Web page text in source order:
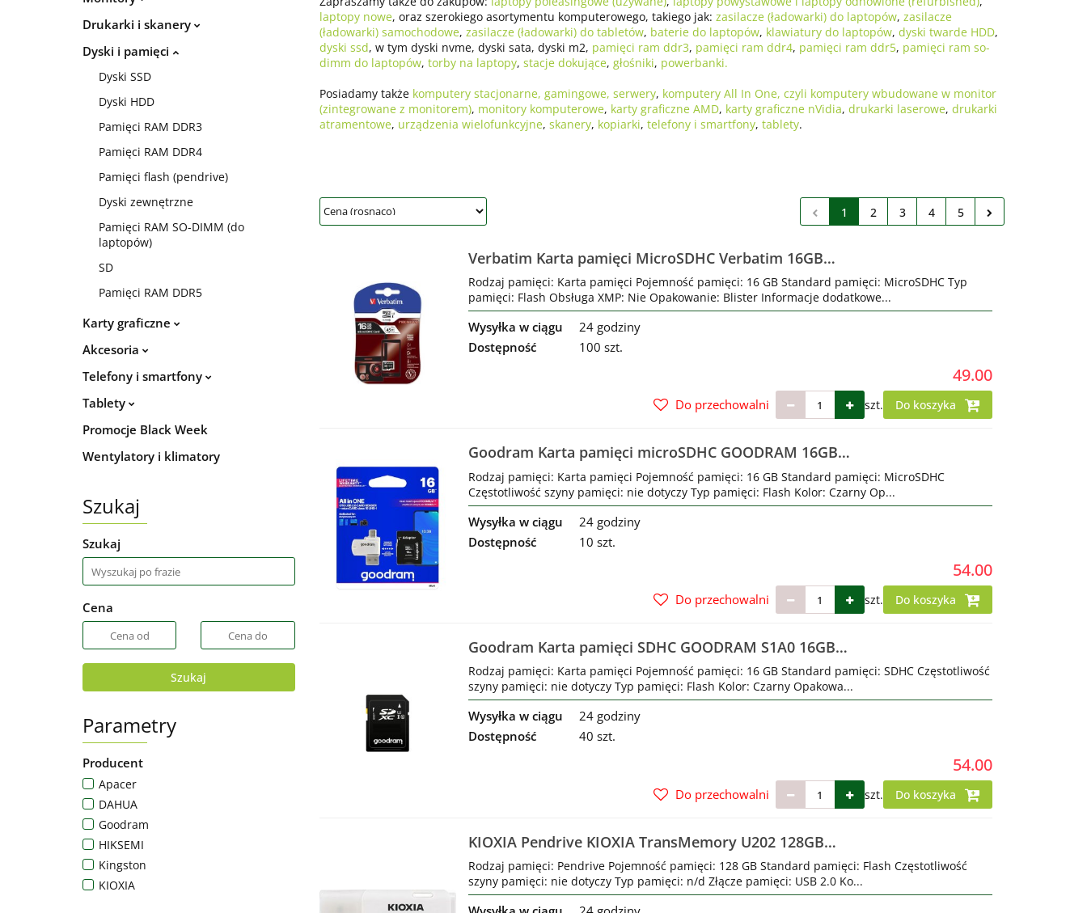
Drukarki i skanery
Dyski i pamięci
Dyski SSD
Dyski HDD
Pamięci RAM DDR3
Pamięci RAM DDR4
Pamięci flash (pendrive)
Dyski zewnętrzne
Pamięci RAM SO-DIMM (do
laptopów)
SD
Pamięci RAM DDR5
Karty graficzne
Akcesoria
Telefony i smartfony
Tablety
Promocje Black Week
Wentylatory i klimatory
Szukaj
Szukaj
Cena
Szukaj
Parametry
Producent
Apacer
DAHUA
Goodram
HIKSEMI
Kingston
KIOXIA
laptopy nowe, oraz szerokiego asortymentu komputerowego, takiego jak: zasilacze (ładowarki) do laptopów, zasilacze
(ładowarki) samochodowe, zasilacze (ładowarki) do tabletów, baterie do laptopów, klawiatury do laptopów, dyski twarde HDD,
dyski ssd, w tym dyski nvme, dyski sata, dyski m2, pamięci ram ddr3, pamięci ram ddr4, pamięci ram ddr5, pamięci ram so-
dimm do laptopów, torby na laptopy, stacje dokujące, głośniki, powerbanki.
Posiadamy także komputery stacjonarne, gamingowe, serwery, komputery All In One, czyli komputery wbudowane w monitor
(zintegrowane z monitorem), monitory komputerowe, karty graficzne AMD, karty graficzne nVidia, drukarki laserowe, drukarki
atramentowe, urządzenia wielofunkcyjne, skanery, kopiarki, telefony i smartfony, tablety.
1 2 3 4 5
Verbatim Karta pamięci MicroSDHC Verbatim 16GB
Class 10
Rodzaj pamięci: Karta pamięci Pojemność pamięci: 16 GB Standard pamięci: MicroSDHC Typ
pamięci: Flash Obsługa XMP: Nie Opakowanie: Blister Informacje dodatkowe...
Wysyłka w ciągu
24 godziny
Dostępność
100 szt.
49.00
szt. Do koszyka
Do przechowalni
Goodram Karta pamięci microSDHC GOODRAM 16GB
M1A4 UHS-I + Adapter
Rodzaj pamięci: Karta pamięci Pojemność pamięci: 16 GB Standard pamięci: MicroSDHC
Częstotliwość szyny pamięci: nie dotyczy Typ pamięci: Flash Kolor: Czarny Op...
Wysyłka w ciągu
24 godziny
Dostępność
10 szt.
54.00
szt. Do koszyka
Do przechowalni
Goodram Karta pamięci SDHC GOODRAM S1A0 16GB
C10 UHS-I
Rodzaj pamięci: Karta pamięci Pojemność pamięci: 16 GB Standard pamięci: SDHC Częstotliwość
szyny pamięci: nie dotyczy Typ pamięci: Flash Kolor: Czarny Opakowa...
Wysyłka w ciągu
24 godziny
Dostępność
40 szt.
54.00
szt. Do koszyka
Do przechowalni
KIOXIA Pendrive KIOXIA TransMemory U202 128GB
USB 2.0 White
Rodzaj pamięci: Pendrive Pojemność pamięci: 128 GB Standard pamięci: Flash Częstotliwość
szyny pamięci: nie dotyczy Typ pamięci: n/d Złącze pamięci: USB 2.0 Ko...